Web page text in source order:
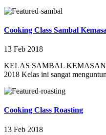
Cooking Class Sambal
13 Feb 2018
KELAS SAMBAL KEMASAN
2018 Kelas ini sangat
Cooking Class Roasting
13 Feb 2018